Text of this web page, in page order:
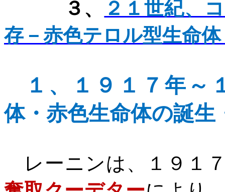
３、
２１世紀、
存－赤色テロル型生命
１、
１９１７年～
体・赤色生命体の誕生
レーニンは、１９１